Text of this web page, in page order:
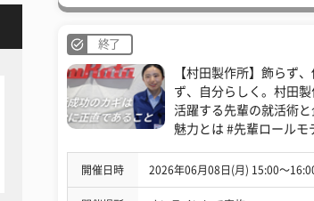
終了
【村田製作所】飾らず、
ず、自分らしく。村田製
活躍する先輩の就活術と
魅力とは #先輩ロールモ
開催日時 2026年06月08日(月) 15:00〜